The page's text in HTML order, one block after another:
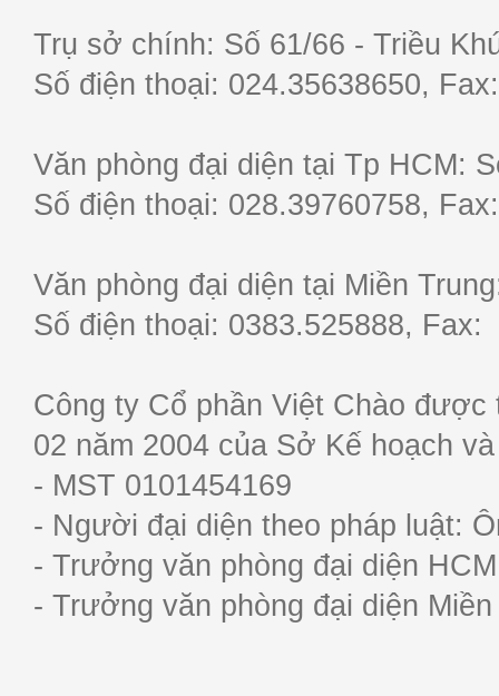
Trụ sở chính: Số 61/66 - Triều
Số điện thoại: 024.35638650,
Văn phòng đại diện tại Tp HCM:
Số điện thoại: 028.39760758,
Văn phòng đại diện tại Miền
Số điện thoại: 0383.525888,
Công ty Cổ phần Việt Chào được
02 năm 2004 của Sở Kế hoạch
- MST 0101454169
- Người đại diện theo pháp luật:
- Trưởng văn phòng đại diện
- Trưởng văn phòng đại diện